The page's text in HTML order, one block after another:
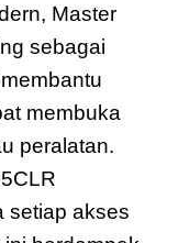
Master
sebagai
membuka
peralatan.
setiap akses